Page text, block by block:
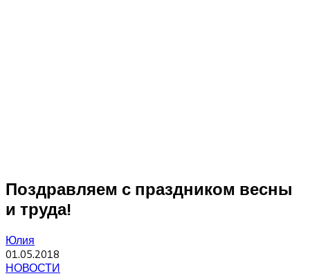
Поздравляем с праздником весны
и труда!
Юлия
01.05.2018
НОВОСТИ